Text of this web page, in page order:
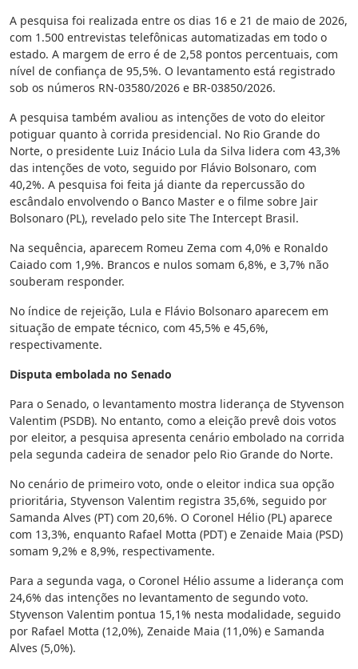
A pesquisa foi realizada entre os dias 16 e 21 de maio de 2026,
com 1.500 entrevistas telefônicas automatizadas em todo o
estado. A margem de erro é de 2,58 pontos percentuais, com
nível de confiança de 95,5%. O levantamento está registrado
sob os números RN-03580/2026 e BR-03850/2026.
A pesquisa também avaliou as intenções de voto do eleitor
potiguar quanto à corrida presidencial. No Rio Grande do
Norte, o presidente Luiz Inácio Lula da Silva lidera com 43,3%
das intenções de voto, seguido por Flávio Bolsonaro, com
40,2%. A pesquisa foi feita já diante da repercussão do
escândalo envolvendo o Banco Master e o filme sobre Jair
Bolsonaro (PL), revelado pelo site The Intercept Brasil.
Na sequência, aparecem Romeu Zema com 4,0% e Ronaldo
Caiado com 1,9%. Brancos e nulos somam 6,8%, e 3,7% não
souberam responder.
No índice de rejeição, Lula e Flávio Bolsonaro aparecem em
situação de empate técnico, com 45,5% e 45,6%,
respectivamente.
Disputa embolada no Senado
Para o Senado, o levantamento mostra liderança de Styvenson
Valentim (PSDB). No entanto, como a eleição prevê dois votos
por eleitor, a pesquisa apresenta cenário embolado na corrida
pela segunda cadeira de senador pelo Rio Grande do Norte.
No cenário de primeiro voto, onde o eleitor indica sua opção
prioritária, Styvenson Valentim registra 35,6%, seguido por
Samanda Alves (PT) com 20,6%. O Coronel Hélio (PL) aparece
com 13,3%, enquanto Rafael Motta (PDT) e Zenaide Maia (PSD)
somam 9,2% e 8,9%, respectivamente.
Para a segunda vaga, o Coronel Hélio assume a liderança com
24,6% das intenções no levantamento de segundo voto.
Styvenson Valentim pontua 15,1% nesta modalidade, seguido
por Rafael Motta (12,0%), Zenaide Maia (11,0%) e Samanda
Alves (5,0%).